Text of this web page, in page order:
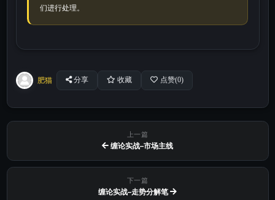
们进行处理。
肥猫 分享 收藏 点赞(0)
上一篇
缠论实战–市场主线
下一篇
缠论实战–走势分解笔